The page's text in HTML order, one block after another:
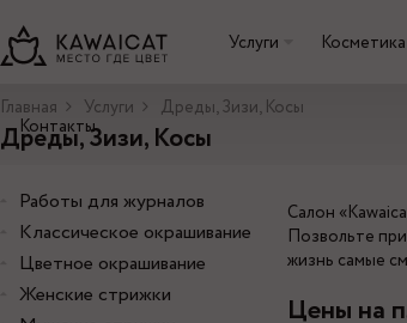
Услуги Косметика
Контакты
Главная Услуги Дреды, Зизи, Косы
Дреды, Зизи, Косы
Работы для журналов
Классическое окрашивание
Цветное окрашивание
Женские стрижки
Салон
Позвольте
жизнь самые
Цены на